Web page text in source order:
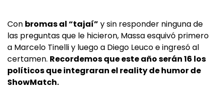
Con bromas al “tajaí” y sin responder ninguna de
las preguntas que le hicieron, Massa esquivó primero
a Marcelo Tinelli y luego a Diego Leuco e ingresó al
certamen. Recordemos que este año serán 16 los
políticos que integraran el reality de humor de
ShowMatch.